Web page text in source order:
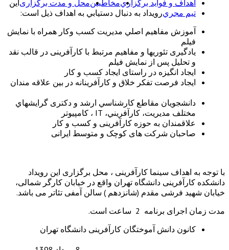
اهداف و فوايد برگزاريمخاطبینمحل و مدت برگزاری
تيم مجري
اين
رویداد به دنبال دستيابي به اهداف ذيل است:
آموزش مفاهیم اصلي مدیریت کسب ‌و‌کار همراه با نمایش
فیلم
یادگیری تئوری­ها و مفاهیم مرتبط با کارآفرینی در قالب نقد
و تحلیل پس از نمایش فیلم
ایجاد انگیزه در راستای ایجاد کسب و کار
ایجاد فرصت تفکر خلاق و کارآفرینانه در بین علاقه مندان
دانشجويان مقاطع كارشناسي ارشد و دکتری گرايش­هاي
مختلف مديريت، كارآفريني، IT ، کامپیوتر
علاقمندان به حوزه کارآفرینی و کسب و کار
صاحبان شرکت های کوچک و متوسط ایرانی
با توجه به اهداف سینما کارآفرینی ، محل برگزاری این رویداد
دانشکده کارآفرینی دانشگاه تهران واقع در خیابان کارگر شمالی،
خیابان شهید فرشی مقدم (شانزدهم ) سالن آمفی تئاتر می باشد.
مدت زمان اجرای برنامه 2 ساعت است.
کانون دانش آموختگان کارآفرینی دانشگاه تهران